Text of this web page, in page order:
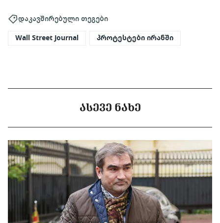
დაკავშირებული თეგები
Wall Street Journal პროტესტები ირანში
ᲐᲡᲔᲕᲔ ᲜᲐᲮᲔ